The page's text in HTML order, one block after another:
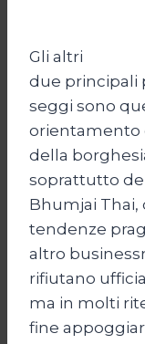
Gli altri
due principali
seggi sono
orientamento
della
soprattutto
Bhumjai Thai,
tendenze
altro
rifiutano
ma in molti
fine